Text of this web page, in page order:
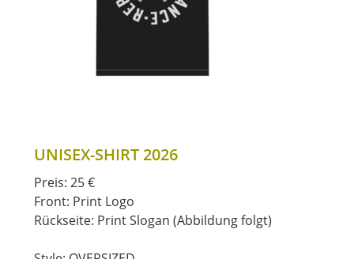
UNISEX-SHIRT 2026
Preis: 25 €
Front: Print Logo
Rückseite: Print Slogan (Abbildung folgt)